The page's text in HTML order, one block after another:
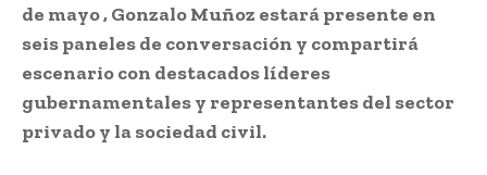
de mayo , Gonzalo Muñoz estará presente en
seis paneles de conversación y compartirá
escenario con destacados líderes
gubernamentales y representantes del sector
privado y la sociedad civil.